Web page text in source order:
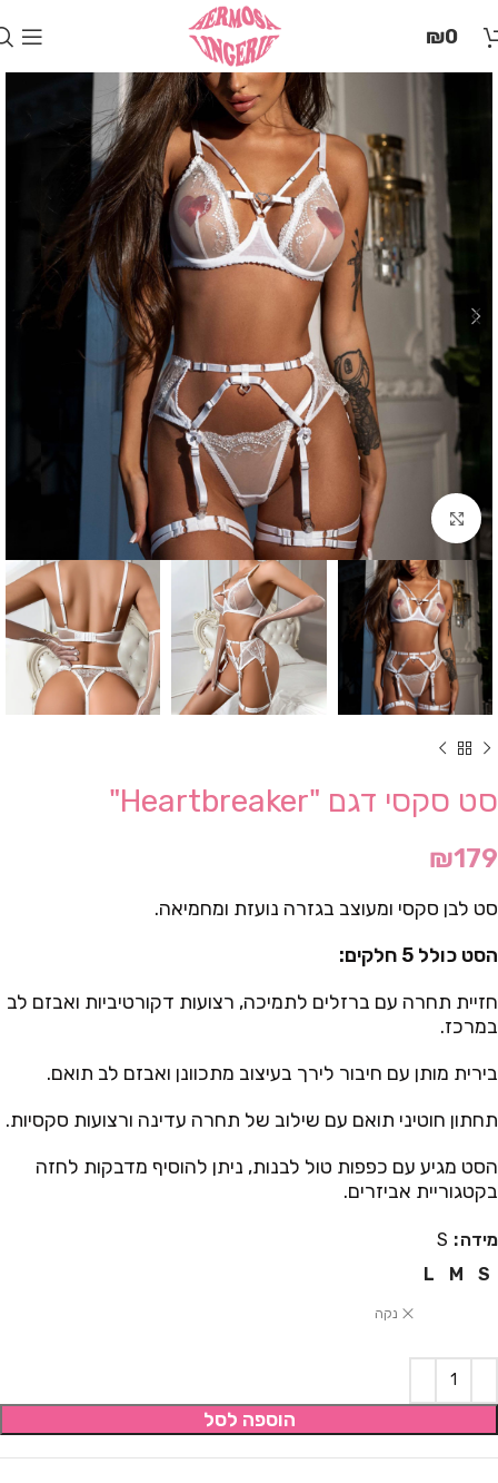
זֶה
לְהַנְגָּשָׁת
הַמְּסַיַּעַת
לִנְגִישׁוּת
הָאֲתָר.
לִפְתִיחַת
תַּפְרִיט
הֵנְּגִישׁוּת
לְחַץ
ALT+0
₪0
Click to enlarge
סט סקסי דגם "Heartbreaker"
₪179
סט לבן סקסי ומעוצב בגזרה נועזת ומחמיאה.
הסט כולל 5 חלקים:
חזיית תחרה עם ברזלים לתמיכה, רצועות דקורטיביות ואבזם לב
במרכז.
בירית מותן עם חיבור לירך בעיצוב מתכוונן ואבזם לב תואם.
תחתון חוטיני תואם עם שילוב של תחרה עדינה ורצועות סקסיות.
הסט מגיע עם כפפות טול לבנות, ניתן להוסיף מדבקות לחזה
בקטגוריית אביזרים.
מידה
S
S
M
L
נקה
הוספה לסל